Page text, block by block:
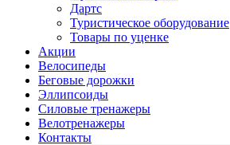
Дартс
Туристическое оборудование
Товары по уценке
Акции
Велосипеды
Беговые дорожки
Эллипсоиды
Силовые тренажеры
Велотренажеры
Контакты